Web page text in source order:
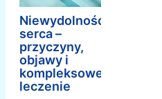
Niewydolność
serca –
przyczyny,
objawy i
kompleksowe
leczenie